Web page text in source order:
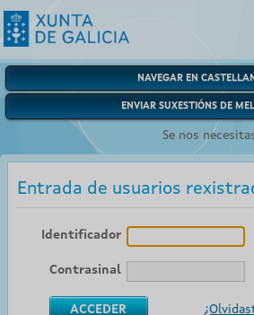
NAVEGAR EN
ENVIAR SUXESTIÓNS DE
Se nos
Entrada de usuarios
Identificador
Contrasinal